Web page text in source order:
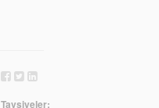
Tavsiyeler;